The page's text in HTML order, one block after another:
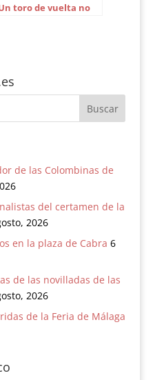
toro de vuelta no
de las Colombinas de
del certamen de la
2026
en la plaza de Cabra 6
de las novilladas de las
2026
de la Feria de Málaga